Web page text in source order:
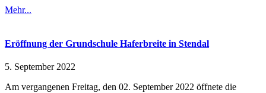
Mehr...
Eröffnung der Grundschule Haferbreite in Stendal
5. September 2022
Am vergangenen Freitag, den 02. September 2022 öffnete die